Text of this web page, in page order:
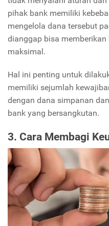
pihak bank memiliki
mengelola dana tersebut
dianggap bisa
maksimal.
Hal ini penting untuk
memiliki sejumlah
dengan dana simpanan
bank yang bersangkutan.
3. Cara Membagi